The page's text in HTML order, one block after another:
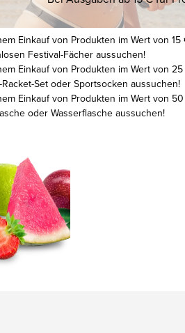
Einkauf von Produkten im Wert von
Festival-Fächer aussuchen!
Einkauf von Produkten im Wert von
Racket-Set oder Sportsocken aussuchen!
Einkauf von Produkten im Wert von
oder Wasserflasche aussuchen!